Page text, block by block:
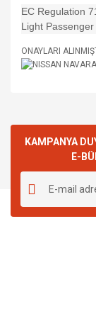
EC Regulation
Light
ONAYLARI
KAMPANYA
E-